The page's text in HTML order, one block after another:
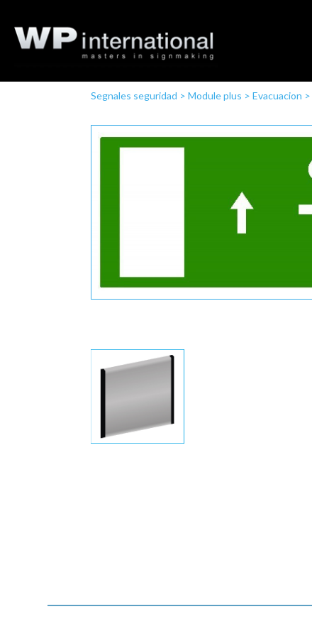
Segnales seguridad > Module plus > Evacuacion >